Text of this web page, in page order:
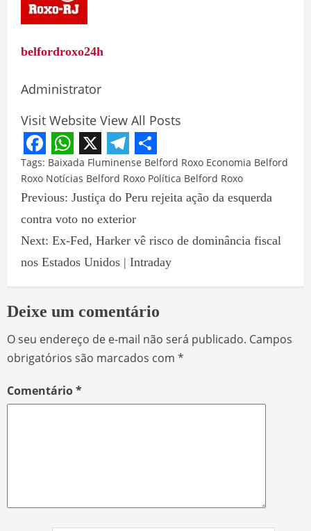
belfordroxo24h
Administrator
Visit Website View All Posts
Facebook
WhatsApp
X Telegram
Share
Tags: Baixada Fluminense Belford Roxo Economia Belford
Roxo Notícias Belford Roxo Política Belford Roxo
Previous: Justiça do Peru rejeita ação da esquerda
contra voto no exterior
Next: Ex-Fed, Harker vê risco de dominância fiscal
nos Estados Unidos | Intraday
Deixe um comentário
O seu endereço de e-mail não será publicado. Campos
obrigatórios são marcados com *
Comentário*